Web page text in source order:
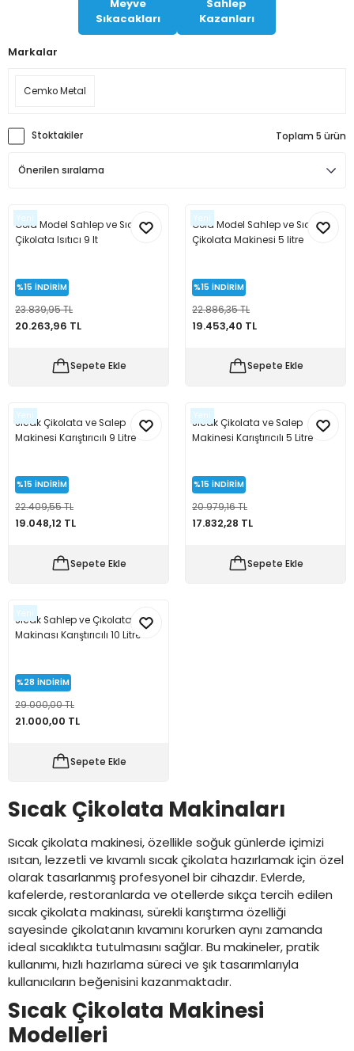
Mısır) Makinesi
Malzemeleri
Parça
Yedek Parça
Arabaları
Parça
Meyve
Sıkacakları
Sahlep
Kazanları
Markalar
Cemko Metal
Stoktakiler Toplam 5 ürün
Yeni
Gold Model Sahlep ve Sıcak
Çikolata Isıtıcı 9 lt
%15 İNDİRİM
23.839,95 TL
20.263,96 TL
Sepete Ekle
Yeni
Gold Model Sahlep ve Sıcak
Çikolata Makinesi 5 litre
%15 İNDİRİM
22.886,35 TL
19.453,40 TL
Sepete Ekle
Yeni
Sıcak Çikolata ve Salep
Makinesi Karıştırıcılı 9 Litre
%15 İNDİRİM
22.409,55 TL
19.048,12 TL
Sepete Ekle
Yeni
Sıcak Çikolata ve Salep
Makinesi Karıştırıcılı 5 Litre
%15 İNDİRİM
20.979,16 TL
17.832,28 TL
Sepete Ekle
Yeni
Sıcak Sahlep ve Çıkolata
Makinası Karıştırıcılı 10 Litre
%28 İNDİRİM
29.000,00 TL
21.000,00 TL
Sepete Ekle
Sıcak Çikolata Makinaları
Sıcak çikolata makinesi, özellikle soğuk günlerde içimizi
ısıtan, lezzetli ve kıvamlı sıcak çikolata hazırlamak için özel
olarak tasarlanmış profesyonel bir cihazdır. Evlerde,
kafelerde, restoranlarda ve otellerde sıkça tercih edilen
sıcak çikolata makinası, sürekli karıştırma özelliği
sayesinde çikolatanın kıvamını korurken aynı zamanda
ideal sıcaklıkta tutulmasını sağlar. Bu makineler, pratik
kullanımı, hızlı hazırlama süreci ve şık tasarımlarıyla
kullanıcıların beğenisini kazanmaktadır.
Sıcak Çikolata Makinesi
Modelleri